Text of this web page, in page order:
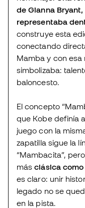
de Gianna
representaba
construye esta
conectando
Mamba y con esa
simbolizaba:
baloncesto.
El concepto
que Kobe definía
juego con la
zapatilla sigue la
“Mambacita”,
másclásica
es claro: unir
legado no se
en la pista.